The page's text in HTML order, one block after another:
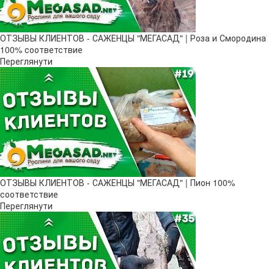
ОТЗЫВЫ КЛИЕНТОВ - САЖЕНЦЫ "МЕГАСАД" | Роза и Смородина
100% соответствие
Переглянути
ОТЗЫВЫ КЛИЕНТОВ - САЖЕНЦЫ "МЕГАСАД" | Пион 100%
соответствие
Переглянути